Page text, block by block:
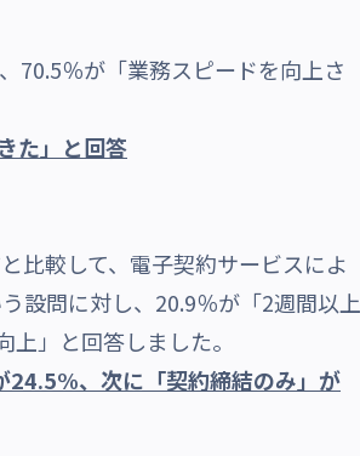
70.5％が「業務スピードを向上さ
た」と回答
比較して、電子契約サービスによ
設問に対し、20.9％が「2週間以上
」と回答しました。
、次に「契約締結のみ」が